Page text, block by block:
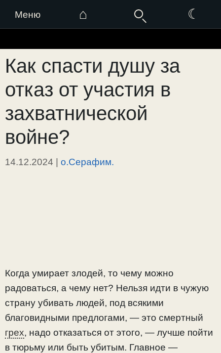
Меню ⌂ ☾
к
содержимому
Как спасти душу за
отказ от участия в
захватнической
войне?
14.12.2024 | о.Серафим.
Когда умирает злодей, то чему можно
радоваться, а чему нет? Нельзя идти в чужую
страну убивать людей, под всякими
благовидными предлогами, — это смертный
грех, надо отказаться от этого, — лучше пойти
в тюрьму или быть убитым. Главное —